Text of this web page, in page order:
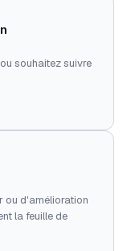
souhaitez suivre
ou d'amélioration
la feuille de